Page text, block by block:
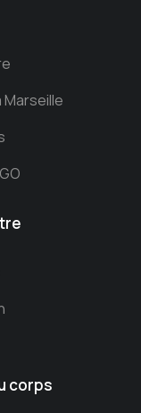
Marseille
corps